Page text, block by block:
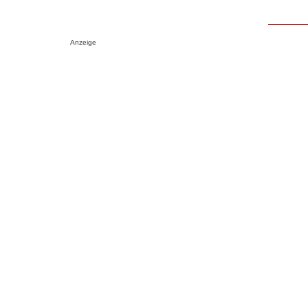
Anzeige